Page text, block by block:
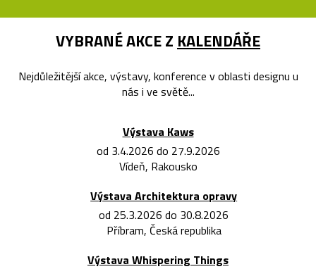
VYBRANÉ AKCE Z KALENDÁŘE
Nejdůležitější akce, výstavy, konference v oblasti designu u
nás i ve světě...
Výstava Kaws
od 3.4.2026 do 27.9.2026
Vídeň, Rakousko
Výstava Architektura opravy
od 25.3.2026 do 30.8.2026
Příbram, Česká republika
Výstava Whispering Things